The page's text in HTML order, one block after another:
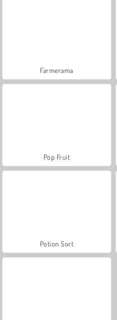
Farmerama
Pop Fruit
Potion Sort